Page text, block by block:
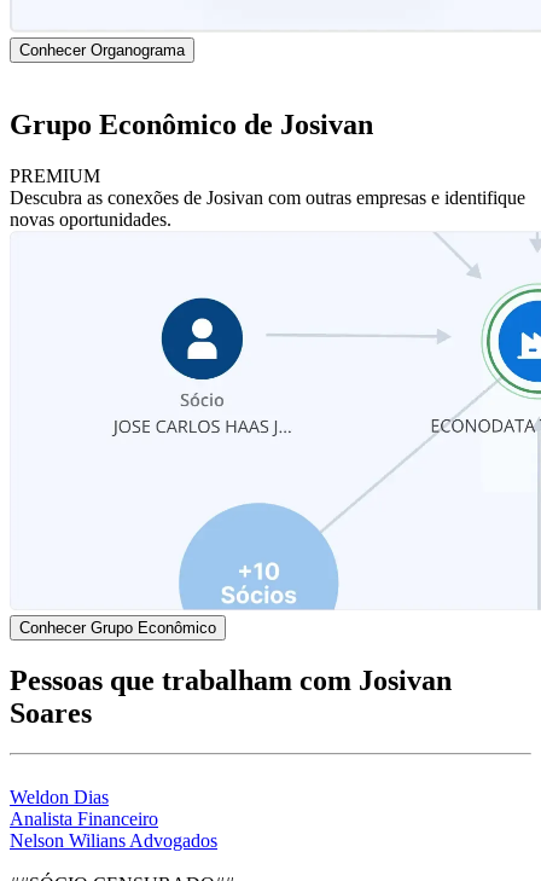
Conhecer Organograma
Grupo Econômico de Josivan
PREMIUM
Descubra as conexões de Josivan com outras empresas e identifique
novas oportunidades.
Conhecer Grupo Econômico
Pessoas que trabalham com Josivan
Soares
Weldon Dias
Analista Financeiro
Nelson Wilians Advogados